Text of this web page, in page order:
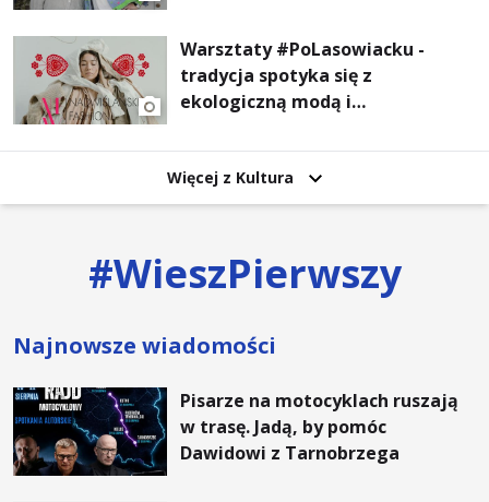
Warsztaty #PoLasowiacku -
tradycja spotyka się z
ekologiczną modą i
Więcej z Kultura
#WieszPierwszy
Najnowsze wiadomości
Pisarze na motocyklach ruszają
w trasę. Jadą, by pomóc
Dawidowi z Tarnobrzega